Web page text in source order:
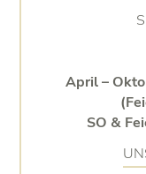
April –
SO &